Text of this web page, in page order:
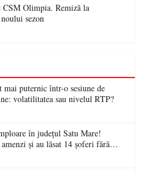
Olimpia. Remiză la
sezon
mai puternic într-o sesiune de
volatilitatea sau nivelul RTP?
în județul Satu Mare!
și au lăsat 14 șoferi fără